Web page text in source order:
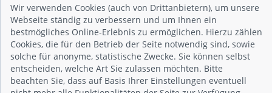
Häufig gestellte Fragen (FAQ)
Studie: Digitalisierungsbarometer
Initiative gegen Fake-Bewertungen
Kunden Informationen
Beratungsgespräch vereinbaren
Impressum
Wir verwenden Cookies (auch von Drittanbietern), um unsere
Webseite ständig zu verbessern und um Ihnen ein
bestmögliches Online-Erlebnis zu ermöglichen. Hierzu zählen
Cookies, die für den Betrieb der Seite notwendig sind, sowie
solche für anonyme, statistische Zwecke. Sie können selbst
entscheiden, welche Art Sie zulassen möchten. Bitte
beachten Sie, dass auf Basis Ihrer Einstellungen eventuell